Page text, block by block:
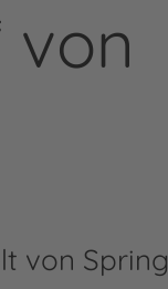
von
von Spring